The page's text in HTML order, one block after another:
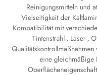
Reinigungsmitteln und
Vielseitigkeit der
Kompatibilität mit
Tintenstrahl-, Laser-,
eine gleichmäßige